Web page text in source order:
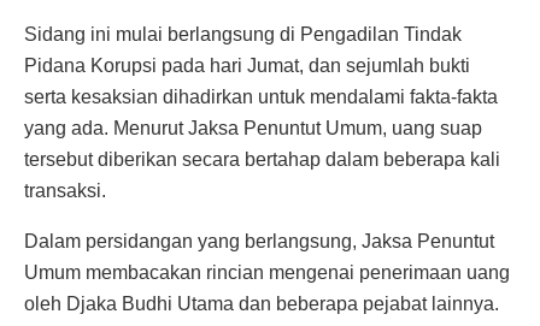
Sidang ini mulai berlangsung di Pengadilan Tindak
Pidana Korupsi pada hari Jumat, dan sejumlah bukti
serta kesaksian dihadirkan untuk mendalami fakta-fakta
yang ada. Menurut Jaksa Penuntut Umum, uang suap
tersebut diberikan secara bertahap dalam beberapa kali
transaksi.
Dalam persidangan yang berlangsung, Jaksa Penuntut
Umum membacakan rincian mengenai penerimaan uang
oleh Djaka Budhi Utama dan beberapa pejabat lainnya.